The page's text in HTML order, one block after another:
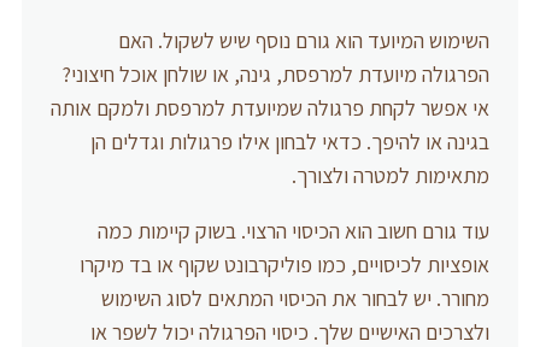
השימוש המיועד הוא גורם נוסף שיש לשקול. האם
הפרגולה מיועדת למרפסת, גינה, או שולחן אוכל חיצוני?
אי אפשר לקחת פרגולה שמיועדת למרפסת ולמקם אותה
בגינה או להיפך. כדאי לבחון אילו פרגולות וגדלים הן
מתאימות למטרה ולצורך.
עוד גורם חשוב הוא הכיסוי הרצוי. בשוק קיימות כמה
אופציות לכיסויים, כמו פוליקרבונט שקוף או בד מיקרו
מחורר. יש לבחור את הכיסוי המתאים לסוג השימוש
ולצרכים האישיים שלך. כיסוי הפרגולה יכול לשפר או